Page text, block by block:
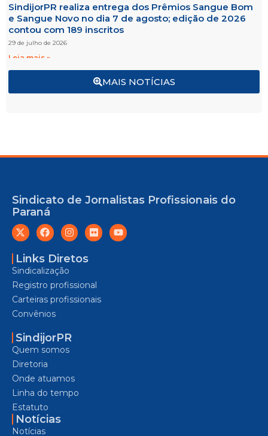
MAIS NOTÍCIAS
SindijorPR realiza entrega dos Prêmios Sangue Bom
e Sangue Novo no dia 7 de agosto; edição de 2026
contou com 189 inscritos
29 de julho de 2026
Leia mais »
Sindicato de Jornalistas Profissionais do
Paraná
Links Diretos
Sindicalização
Registro profissional
Carteiras profissionais
Convênios
SindijorPR
Quem somos
Diretoria
Onde atuamos
Linha do tempo
Estatuto
Notícias
Notícias